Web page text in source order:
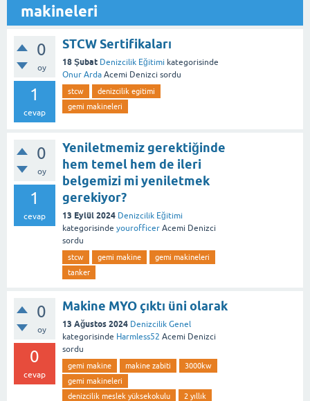
makineleri
0
oy
1
cevap
STCW Sertifikaları
18 Şubat Denizcilik Eğitimi kategorisinde
Onur Arda Acemi Denizci sordu
stcw
denizcilik egitimi
gemi makineleri
0
oy
1
cevap
Yeniletmemiz gerektiğinde
hem temel hem de ileri
belgemizi mi yeniletmek
gerekiyor?
13 Eylül 2024 Denizcilik Eğitimi
kategorisinde yourofficer Acemi Denizci
sordu
stcw gemi makine
gemi makineleri
tanker
0
oy
0
cevap
Makine MYO çıktı üni olarak
13 Ağustos 2024 Denizcilik Genel
kategorisinde Harmless52 Acemi Denizci
sordu
gemi makine makine zabiti
3000kw
gemi makineleri
denizcilik meslek yüksekokulu
2 yıllık